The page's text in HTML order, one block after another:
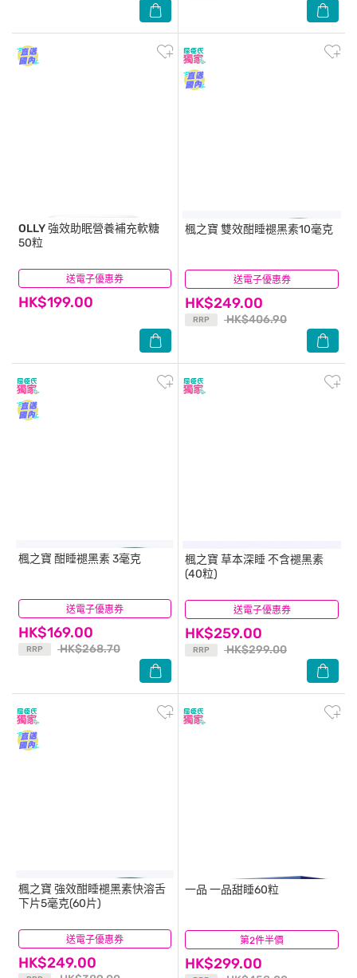
送電子優惠券
OLLY強效助眠營養補充軟糖
50粒
HK$199.00
(2) 送電子優惠券
楓之寶 雙效酣睡褪黑素10毫克
HK$249.00
RRP HK$406.90
(14)
送電子優惠券
楓之寶 酣睡褪黑素 3毫克
HK$169.00
RRP HK$268.70
(14) 送電子優惠券
楓之寶 草本深睡 不含褪黑素
(40粒)
HK$259.00
RRP HK$299.00
(4)
送電子優惠券
楓之寶 強效酣睡褪黑素快溶舌
下片5毫克(60片)
HK$249.00
(5) 第2件半價
一品 一品甜睡60粒
HK$299.00
(6)